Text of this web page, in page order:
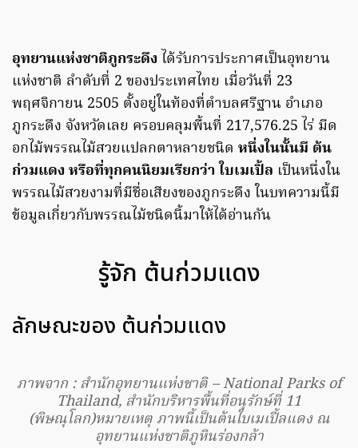
อุทยานแห่งชาติภูกระดึง ได้รับการประกาศเป็นอุทยาน
แห่งชาติ ลำดับที่ 2 ของประเทศไทย เมื่อวันที่ 23
พฤศจิกายน 2505 ตั้งอยู่ในท้องที่ตำบลศรีฐาน อำเภอ
ภูกระดึง จังหวัดเลย ครอบคลุมพื้นที่ 217,576.25 ไร่ มีด
อกไม้พรรณไม้สวยแปลกตาหลายชนิด หนึ่งในนั้นมี ต้น
ก่วมแดง หรือที่ทุกคนนิยมเรียกว่า ใบเมเปิ้ล เป็นหนึ่งใน
พรรณไม้สวยงามที่มีชื่อเสียงของภูกระดึง ในบทความนี้มี
ข้อมูลเกี่ยวกับพรรณไม้ชนิดนี้มาให้ได้อ่านกัน
รู้จัก ต้นก่วมแดง
ลักษณะของ ต้นก่วมแดง
ภาพจาก : สำนักอุทยานแห่งชาติ – National Parks of
Thailand, สำนักบริหารพื้นที่อนุรักษ์ที่ 11
(พิษณุโลก)หมายเหตุ ภาพนี้เป็นต้นใบเมเปิ้ลแดง ณ
อุทยานแห่งชาติภูหินร่องกล้า